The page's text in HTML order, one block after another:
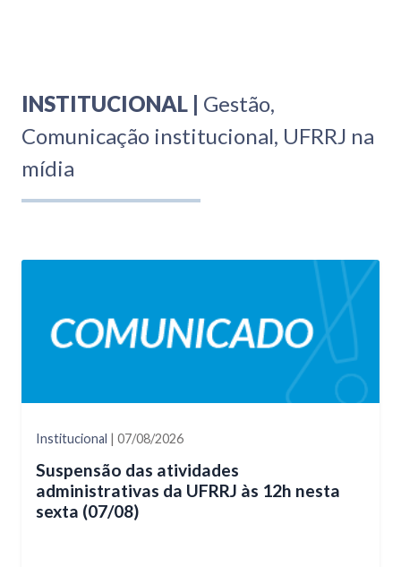
INSTITUCIONAL | Gestão,
Comunicação institucional, UFRRJ na
mídia
Institucional | 07/08/2026
Suspensão das atividades
administrativas da UFRRJ às 12h nesta
sexta (07/08)